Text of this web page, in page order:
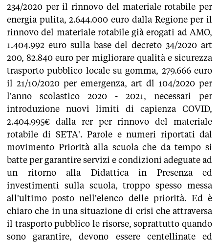
234/2020 per il rinnovo del materiale rotabile per
energia pulita, 2.644.000 euro dalla Regione per il
rinnovo del materiale rotabile già erogati ad AMO,
1.404.992 euro sulla base del decreto 34/2020 art
200, 82.840 euro per migliorare qualità e sicurezza
trasporto pubblico locale su gomma, 279.666 euro
il 21/10/2020 per emergenza, art dl 104/2020 per
l'anno scolastico 2020 - 2021, necessari per
introduzione nuovi limiti di capienza COVID,
2.404.995€ dalla rer per rinnovo del materiale
rotabile di SETA'. Parole e numeri riportati dal
movimento Priorità alla scuola che da tempo si
batte per garantire servizi e condizioni adeguate ad
un ritorno alla Didattica in Presenza ed
investimenti sulla scuola, troppo spesso messa
all'ultimo posto nell'elenco delle priorità. Ed è
chiaro che in una situazione di crisi che attraversa
il trasporto pubblico le risorse, soprattutto quando
sono garantire, devono essere centellinate ed